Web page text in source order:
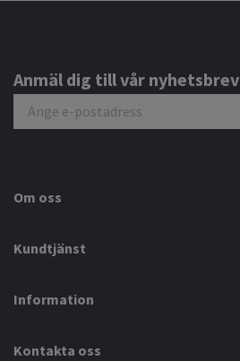
Anmäl dig till vår nyhetsbrev
Om oss
Kundtjänst
Information
Kontakta oss